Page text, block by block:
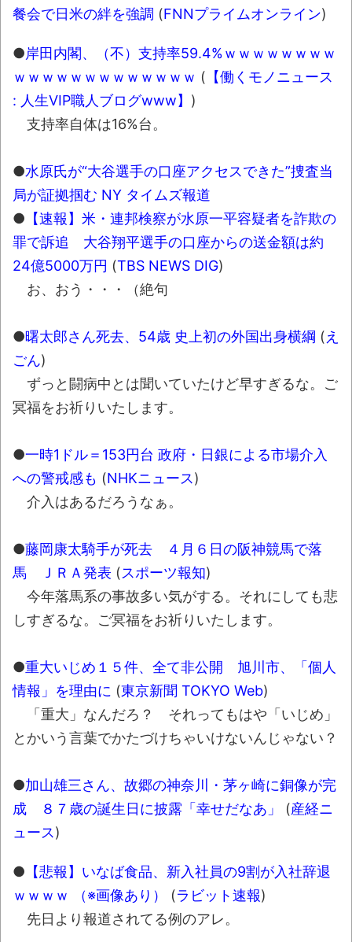
積水ハウス「地面師に55億円騙し取られ
やろなぁ」NEW!
「これで11万取られたの!?」あるX民が玄関
ドアノブの修理を頼んだら…とんでもない事に
なった
36年 ～因果な逆転劇～
50歳になりました
凡庸な悪
お前らの身体の悩み教えてくれ
『FF15』が発売10周年！ノクティスフィギ
みんななんだかんだ言ってお金持ってんじ
ゃん
「アメリカのヤンキーがアジア人にケンカ
を売った結果ｗｗｗ」 ほか
落ちるまで』
映画ちいかわ観に行ったので感想を書きま
す(若干ネタバレあり) 26/07/25
独学で挑んだ2026年二級建築士学科試験結
果速報（仮）
体験談：仕事で同じビルの中に入っている
グループ会社の嫁子 [ほのぼの]
葉月つばさちゃん、昔から見てるんだけど
かなりお姉さんになったね
壊れたエアコンと歌えないボク
バージョンアップ情報更新 AOMEI
ップ
高嶋ちさ子、ダウン症の姉が暴行事件！事
件の一部始終と衝撃の結末
盛で食うぞ！！！うおおおおおおお
お！！！！！」→結
果･････････････････････････････
餐会で日米の絆を強調 (FNNプライムオンライン)
●岸田内閣、（不）支持率59.4%ｗｗｗｗｗｗｗｗ
ｗｗｗｗｗｗｗｗｗｗｗｗｗ ( 【働くモノニュース
: 人生VIP職人ブログwww】 )
支持率自体は16%台。
●水原氏が“大谷選手の口座アクセスできた”捜査当
局が証拠掴む NY タイムズ報道
● 【速報】米・連邦検察が水原一平容疑者を詐欺の
罪で訴追 大谷翔平選手の口座からの送金額は約
24億5000万円 (TBS NEWS DIG)
お、おう・・・（絶句
●曙太郎さん死去、54歳 史上初の外国出身横綱 (え
ごん)
ずっと闘病中とは聞いていたけど早すぎるな。ご
冥福をお祈りいたします。
●一時1ドル＝153円台 政府・日銀による市場介入
への警戒感も (NHKニュース)
介入はあるだろうなぁ。
●藤岡康太騎手が死去 ４月６日の阪神競馬で落
馬 ＪＲＡ発表 (スポーツ報知)
今年落馬系の事故多い気がする。それにしても悲
しすぎるな。ご冥福をお祈りいたします。
●重大いじめ１５件、全て非公開 旭川市、「個人
情報」を理由に (東京新聞 TOKYO Web)
「重大」なんだろ？ それってもはや「いじめ」
とかいう言葉でかたづけちゃいけないんじゃない？
●加山雄三さん、故郷の神奈川・茅ヶ崎に銅像が完
成 ８７歳の誕生日に披露「幸せだなあ」
(産経ニ
ュース)
● 【悲報】いなば食品、新入社員の9割が入社辞退
ｗｗｗｗ （※画像あり）
(ラビット速報)
先日より報道されてる例のアレ。